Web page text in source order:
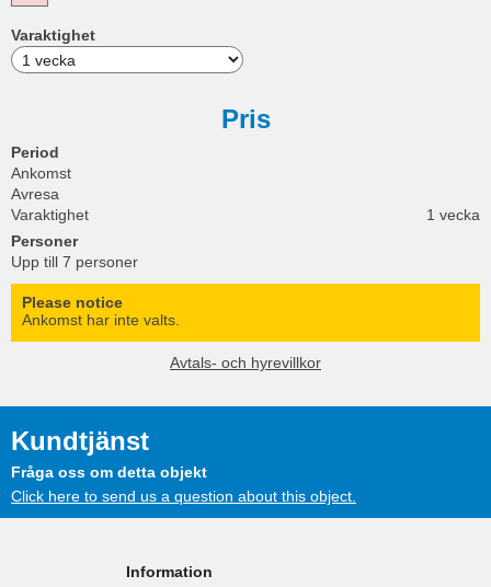
Varaktighet
Pris
Period
Ankomst
Avresa
Varaktighet
1 vecka
Personer
Upp till 7 personer
Please notice
Ankomst har inte valts.
Avtals- och hyrevillkor
Kundtjänst
Fråga oss om detta objekt
Click here to send us a question about this object.
Information